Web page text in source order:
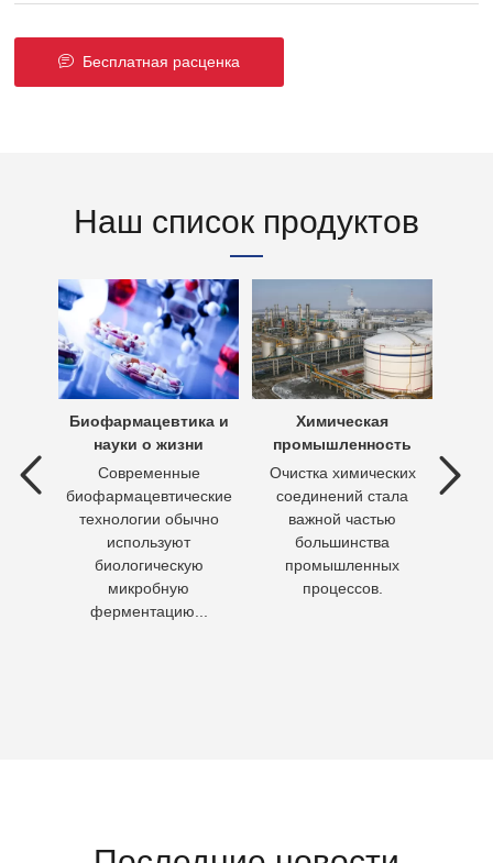
Бесплатная расценка
Наш список продуктов
Биофармацевтика и
науки о жизни
Современные
биофармацевтические
технологии обычно
используют
биологическую
микробную
ферментацию...
Химическая
промышленность
Очистка химических
соединений стала
важной частью
большинства
промышленных
процессов.